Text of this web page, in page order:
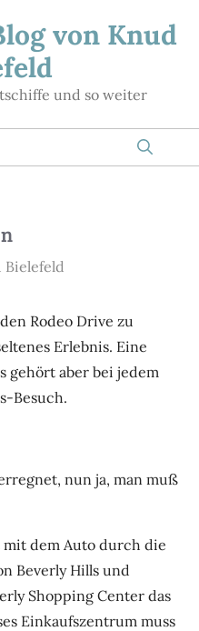
von Knud
und so weiter
Bielefeld
Rodeo Drive zu
Erlebnis. Eine
gehört aber bei jedem
Besuch.
nun ja, man muß
dem Auto durch die
Beverly Hills und
Shopping Center das
Einkaufszentrum muss